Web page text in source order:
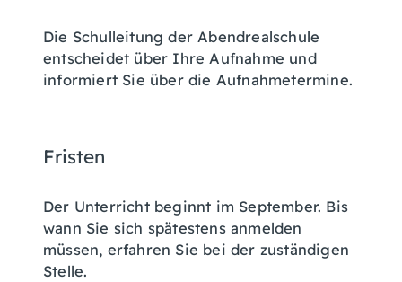
Die Schulleitung der Abendrealschule
entscheidet über Ihre Aufnahme und
informiert Sie über die Aufnahmetermine.
Fristen
Der Unterricht beginnt im September. Bis
wann Sie sich spätestens anmelden
müssen, erfahren Sie bei der zuständigen
Stelle.